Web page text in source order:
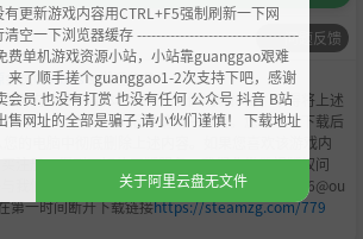
问题反馈
会员Chobits's 搬运作品.
国内外各大媒体和网络，仅供试玩体验；不得将上述
用途，否则，一切后果请用户自负。您必须在下载后
的电脑中彻底删除上述内容。如果您喜欢该游戏内
注册，得到更好的正版服务。我们非常重视版权问
我们联系处理。敬请谅解！E-mail：acgbns666@ou
第一时间断开下载链接https://steamzg.com/779
更新游戏内容用CTRL+F5强制刷新一下网
空一下浏览器缓存 ----------------------------------
费单机游戏资源小站，小站靠guanggao艰难
来了顺手搓个guanggao1-2次支持下吧，感谢
会员.也没有打赏 也没有任何 公众号 抖音 B站
售网址的全部是骗子,请小伙们谨慎！ 下载地址
关于阿里云盘无文件